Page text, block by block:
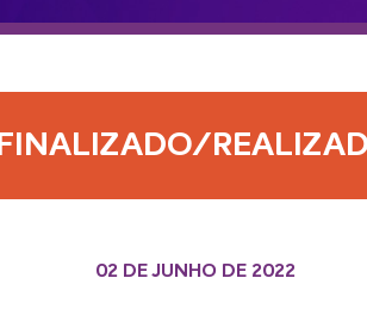
FINALIZADO/
02 DE JUNHO DE 2022